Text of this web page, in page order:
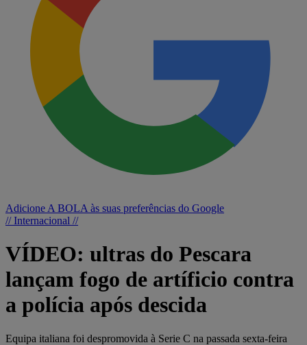
Adicione A BOLA às suas preferências do Google
// Internacional //
VÍDEO: ultras do Pescara
lançam fogo de artíficio contra
a polícia após descida
Equipa italiana foi despromovida à Serie C na passada sexta-feira